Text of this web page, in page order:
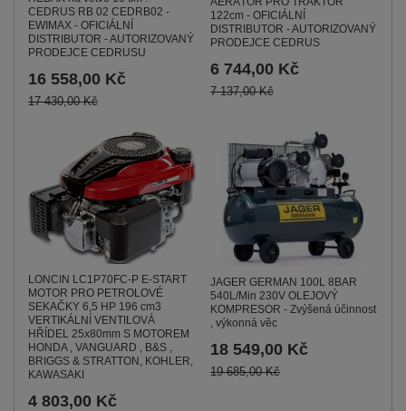
CEDRUS RB 02 CEDRB02 -
EWIMAX - OFICIÁLNÍ
DISTRIBUTOR - AUTORIZOVANÝ
PRODEJCE CEDRUSU
16 558,00 Kč
17 430,00 Kč
122cm - OFICIÁLNÍ
DISTRIBUTOR - AUTORIZOVANÝ
PRODEJCE CEDRUS
6 744,00 Kč
7 137,00 Kč
LONCIN LC1P70FC-P E-START
MOTOR PRO PETROLOVÉ
SEKAČKY 6,5 HP 196 cm3
VERTIKÁLNÍ VENTILOVÁ
HŘÍDEL 25x80mm S MOTOREM
HONDA , VANGUARD , B&S ,
BRIGGS & STRATTON, KOHLER,
KAWASAKI
4 803,00 Kč
JAGER GERMAN 100L 8BAR
540L/Min 230V OLEJOVÝ
KOMPRESOR - Zvýšená účinnost
, výkonná věc
18 549,00 Kč
19 685,00 Kč